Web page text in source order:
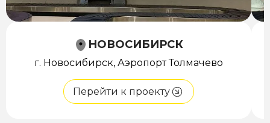
НОВОСИБИРСК
г. Новосибирск, Аэропорт Толмачево
Перейти к проекту